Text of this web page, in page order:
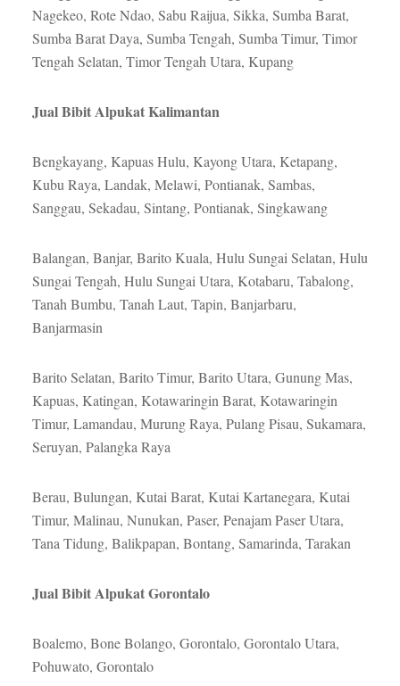
Nagekeo, Rote Ndao, Sabu Raijua, Sikka, Sumba Barat,
Sumba Barat Daya, Sumba Tengah, Sumba Timur, Timor
Tengah Selatan, Timor Tengah Utara, Kupang
Jual Bibit Alpukat Kalimantan
Bengkayang, Kapuas Hulu, Kayong Utara, Ketapang,
Kubu Raya, Landak, Melawi, Pontianak, Sambas,
Sanggau, Sekadau, Sintang, Pontianak, Singkawang
Balangan, Banjar, Barito Kuala, Hulu Sungai Selatan, Hulu
Sungai Tengah, Hulu Sungai Utara, Kotabaru, Tabalong,
Tanah Bumbu, Tanah Laut, Tapin, Banjarbaru,
Banjarmasin
Barito Selatan, Barito Timur, Barito Utara, Gunung Mas,
Kapuas, Katingan, Kotawaringin Barat, Kotawaringin
Timur, Lamandau, Murung Raya, Pulang Pisau, Sukamara,
Seruyan, Palangka Raya
Berau, Bulungan, Kutai Barat, Kutai Kartanegara, Kutai
Timur, Malinau, Nunukan, Paser, Penajam Paser Utara,
Tana Tidung, Balikpapan, Bontang, Samarinda, Tarakan
Jual Bibit Alpukat Gorontalo
Boalemo, Bone Bolango, Gorontalo, Gorontalo Utara,
Pohuwato, Gorontalo